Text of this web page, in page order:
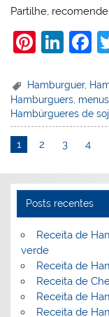
Partilhe,
Pi
er
e
st
Li
k
e
dI
n
F
c
e
b
k
Hamburguer,
Hamburguers
Hambúrgueres de
1 2 3 4
Posts recentes
Receita de
verde
Receita de
Receita de
Receita de
Receita de